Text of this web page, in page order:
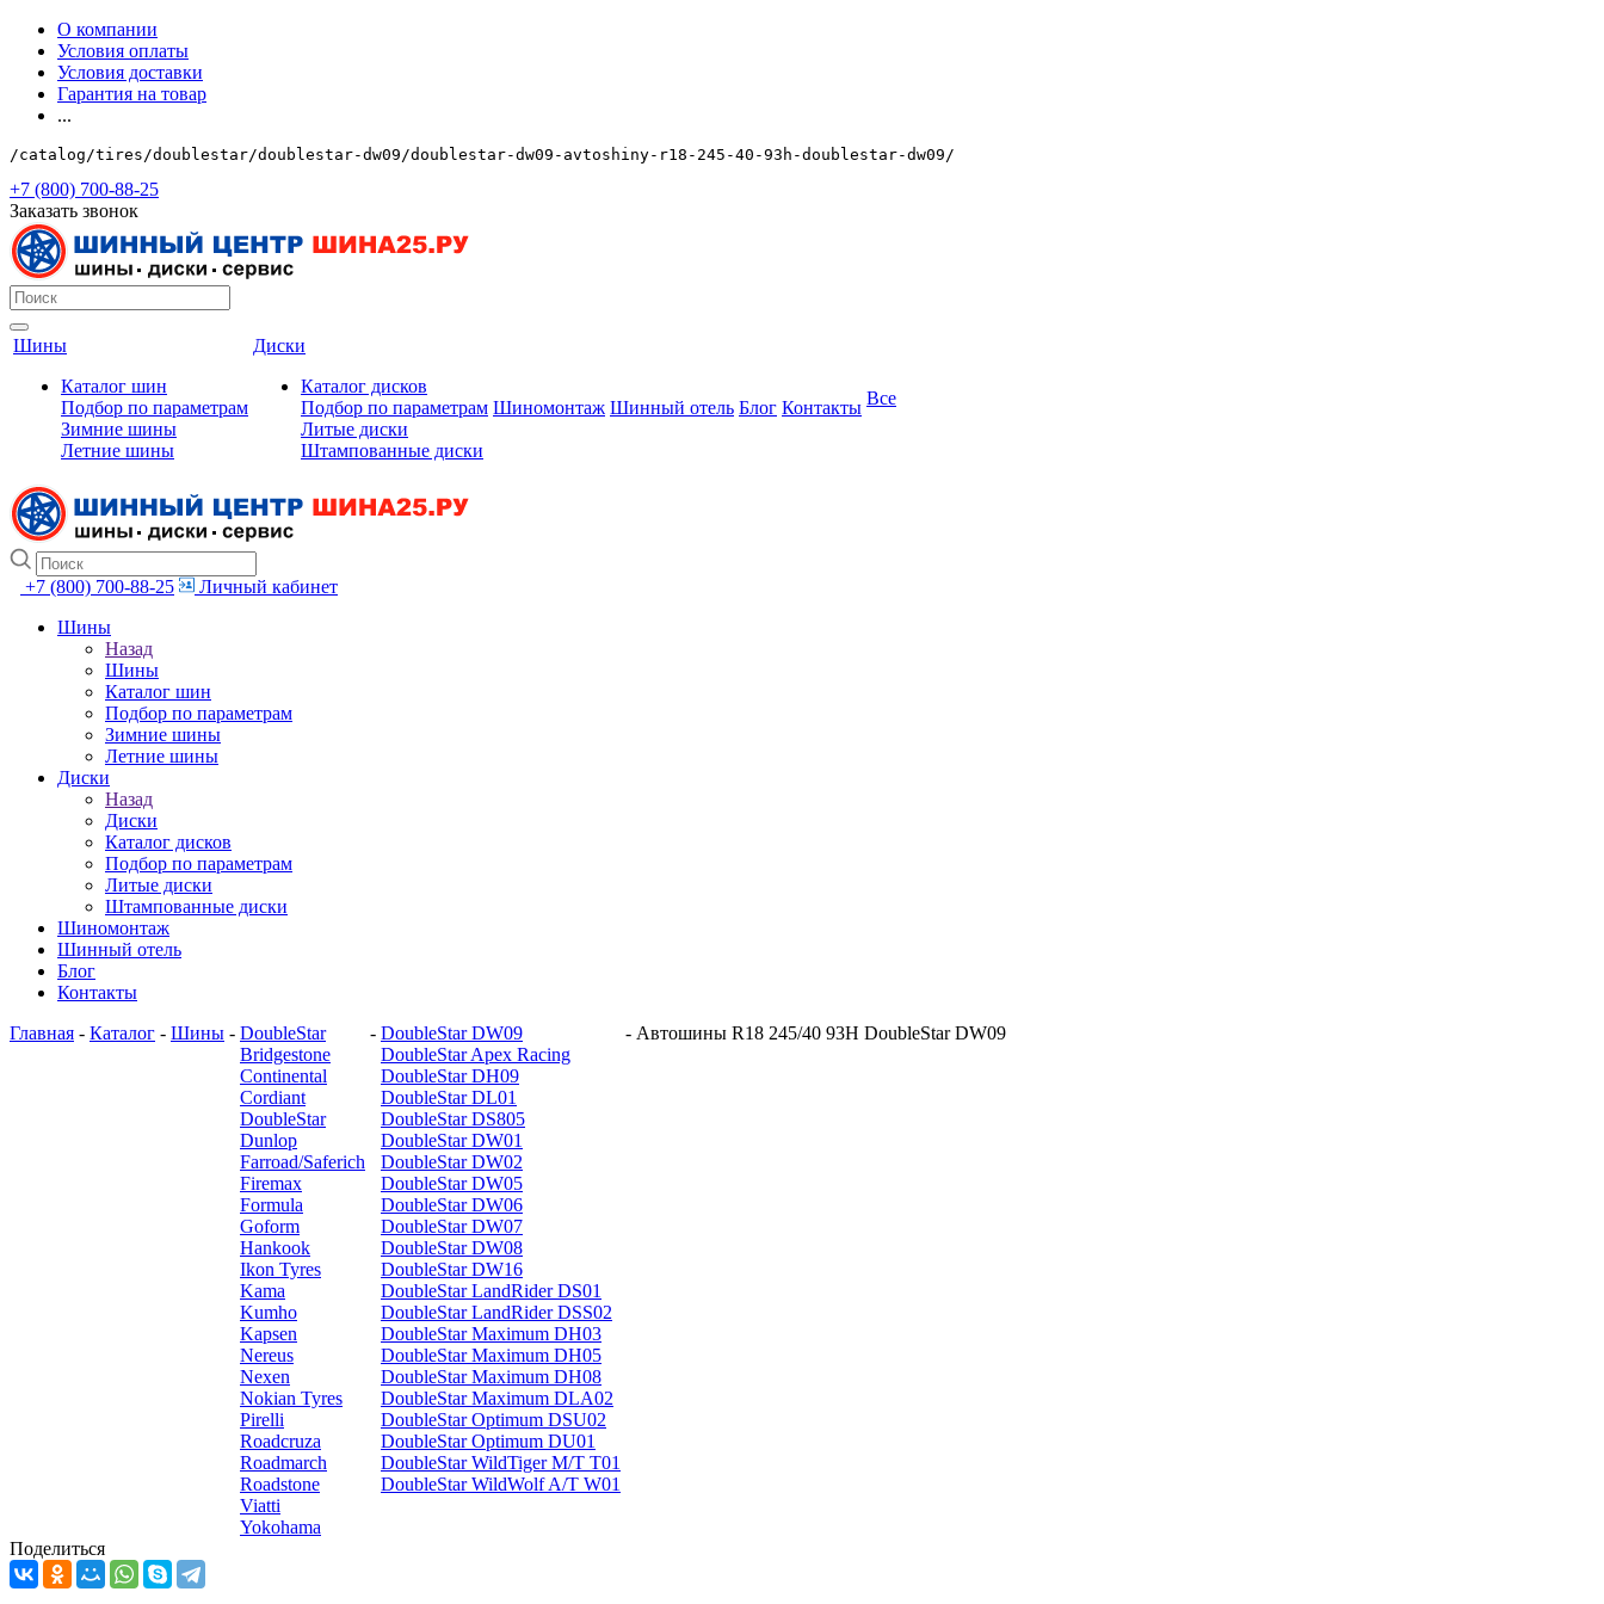
О компании
Условия оплаты
Условия доставки
Гарантия на товар
...
/catalog/tires/doublestar/doublestar-dw09/doublestar-dw09-avtoshiny-r18-245-40-93h-doublestar-dw09/
+7 (800) 700-88-25
Заказать звонок
Шины
Каталог шин
Подбор по параметрам
Зимние шины
Летние шины
Диски
Каталог дисков
Подбор по параметрам
Литые диски
Штампованные диски
Шиномонтаж Шинный отель Блог Контакты Все
+7 (800) 700-88-25
Личный кабинет
Шины
Назад
Шины
Каталог шин
Подбор по параметрам
Зимние шины
Летние шины
Диски
Назад
Диски
Каталог дисков
Подбор по параметрам
Литые диски
Штампованные диски
Шиномонтаж
Шинный отель
Блог
Контакты
Главная - Каталог - Шины - DoubleStar
Bridgestone
Continental
Cordiant
DoubleStar
Dunlop
Farroad/Saferich
Firemax
Formula
Goform
Hankook
Ikon Tyres
Kama
Kumho
Kapsen
Nereus
Nexen
Nokian Tyres
Pirelli
Roadcruza
Roadmarch
Roadstone
Viatti
Yokohama
- DoubleStar DW09
DoubleStar Apex Racing
DoubleStar DH09
DoubleStar DL01
DoubleStar DS805
DoubleStar DW01
DoubleStar DW02
DoubleStar DW05
DoubleStar DW06
DoubleStar DW07
DoubleStar DW08
DoubleStar DW16
DoubleStar LandRider DS01
DoubleStar LandRider DSS02
DoubleStar Maximum DH03
DoubleStar Maximum DH05
DoubleStar Maximum DH08
DoubleStar Maximum DLA02
DoubleStar Optimum DSU02
DoubleStar Optimum DU01
DoubleStar WildTiger M/T T01
DoubleStar WildWolf A/T W01
- Автошины R18 245/40 93H DoubleStar DW09
Поделиться